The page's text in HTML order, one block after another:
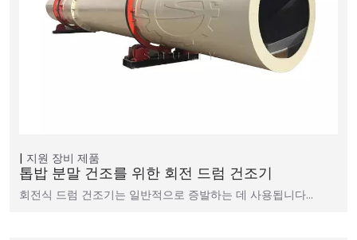
지원 장비 제품
톱밥 분말 건조를 위한 회전 드럼 건조기
회전식 드럼 건조기는 일반적으로 증발하는 데 사용됩니다…